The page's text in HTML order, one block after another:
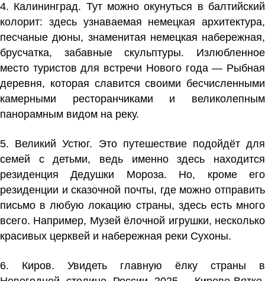
4. Калининград. Тут можно окунуться в балтийский
колорит: здесь узнаваемая немецкая архитектура,
песчаные дюны, знаменитая немецкая набережная,
брусчатка, забавные скульптуры. Излюбленное
место туристов для встречи Нового года — Рыбная
деревня, которая славится своими бесчисленными
камерными ресторанчиками и великолепным
панорамным видом на реку.
5. Великий Устюг. Это путешествие подойдёт для
семей с детьми, ведь именно здесь находится
резиденция Дедушки Мороза. Но, кроме его
резиденции и сказочной почты, где можно отправить
письмо в любую локацию страны, здесь есть много
всего. Например, Музей ёлочной игрушки, несколько
красивых церквей и набережная реки Сухоны.
6. Киров. Увидеть главную ёлку страны в